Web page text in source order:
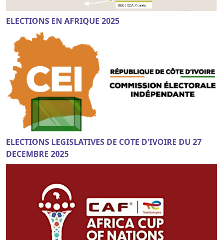
ELECTIONS EN AFRIQUE 2025
ELECTIONS LEGISLATIVES DE COTE D'IVOIRE DU 27
DECEMBRE 2025